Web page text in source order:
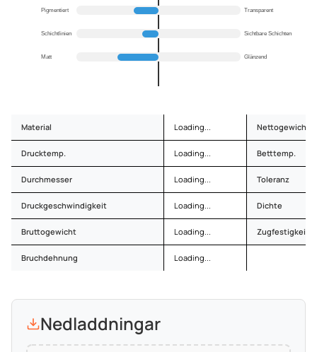
Pigmentiert Transparent
Schichtlinien Sichtbare Schichten
Matt Glänzend
Material Loading... Nettogewicht
Drucktemp. Loading... Betttemp.
Durchmesser Loading... Toleranz
Druckgeschwindigkeit Loading... Dichte
Bruttogewicht Loading... Zugfestigkeit
Bruchdehnung Loading...
Nedladdningar